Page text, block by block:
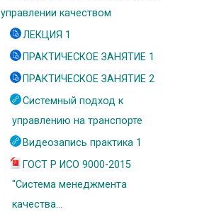
управлении качеством
ЛЕКЦИЯ 1
ПРАКТИЧЕСКОЕ ЗАНЯТИЕ 1
ПРАКТИЧЕСКОЕ ЗАНЯТИЕ 2
Системный подход к
управлению на транспорте
Видеозапись практика 1
ГОСТ Р ИСО 9000-2015
"Система менеджмента
качества...